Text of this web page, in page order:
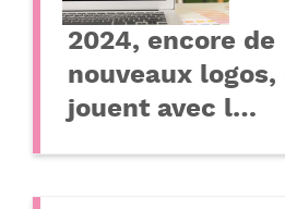
2024, encore de
nouveaux logos,
jouent avec l…